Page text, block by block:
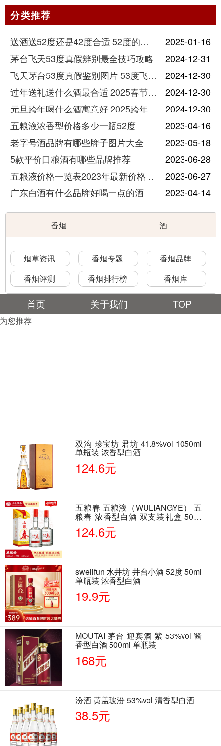
分类推荐
送酒送52度还是42度合适 52度的酒和42度的酒有什么区别
2025-01-16
茅台飞天53度真假辨别最全技巧攻略
2024-12-31
飞天茅台53度真假鉴别图片 53度飞天茅台怎么验真假
2024-12-30
过年送礼送什么酒最合适 2025春节送酒指南
2024-12-30
元旦跨年喝什么酒寓意好 2025跨年热门酒推荐
2024-12-30
五粮液浓香型价格多少一瓶52度
2023-04-16
老字号酒品牌有哪些牌子图片大全
2023-05-18
5款平价口粮酒有哪些品牌推荐
2023-06-28
五粮液价格一览表2023年最新价格及图片
2023-06-27
广东白酒有什么品牌好喝一点的酒
2023-04-14
香烟 酒
烟草资讯 香烟专题
香烟品牌
香烟评测
香烟排行榜 香烟库
首页 关于我们 TOP
为您推荐
双沟 珍宝坊 君坊 41.8%vol 1050ml
单瓶装 浓香型白酒
124.6元
五粮春 五粮液（WULIANGYE） 五
粮春 浓香型白酒 双支装礼盒 50度
500ml*2瓶 含酒具
124.6元
swellfun 水井坊 井台小酒 52度 50ml
单瓶装 浓香型白酒
19.9元
MOUTAI 茅台 迎宾酒 紫 53%vol 酱
香型白酒 500ml 单瓶装
168元
汾酒 黄盖玻汾 53%vol 清香型白酒
38.5元